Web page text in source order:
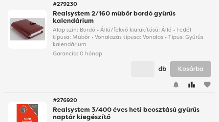
#279230
Realsystem 2/160 műbőr bordó gyűrűs
kalendárium
Alap szín: Bordó • Álló/fekvő kialakítású: Álló • Fedél
típusa: Műbőr • Vonalazás típusa: Vonalas • Típus: Gyűrűs
kalendárium
Garancia: 0 hónap
favorite
db Kosárba
#276920
Realsystem 3/400 éves heti beosztású gyűrűs
naptár kiegészítő